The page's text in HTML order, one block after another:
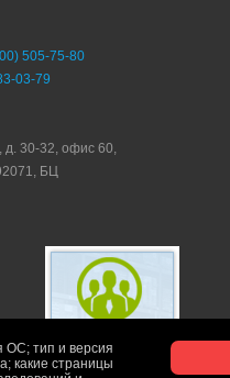
505-75-80
03-79
д. 30-32, офис 60,
БЦ
ОС; тип и версия
какие страницы